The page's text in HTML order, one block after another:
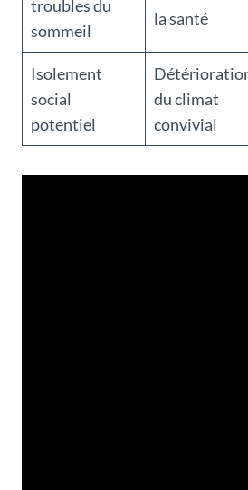
troubles du
sommeil
la santé
Isolement
social
potentiel
du climat
convivial